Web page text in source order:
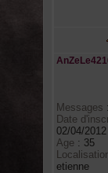
Messages :
Date
02/04/2012
Age : 35
etienne